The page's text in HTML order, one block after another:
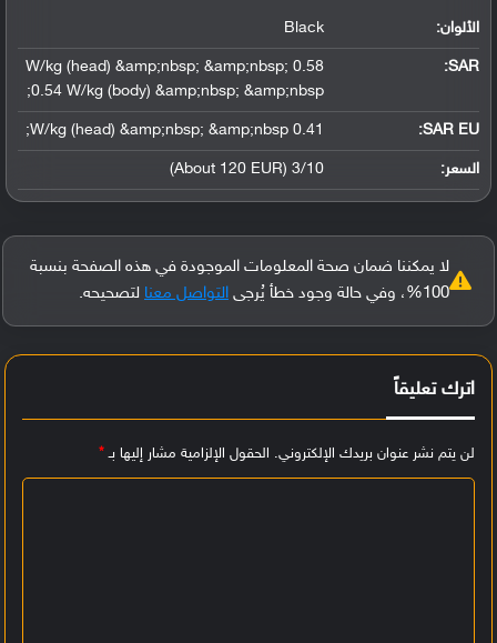
الألوان: Black
SAR
:
0.58 W/kg (head) &amp;nbsp; &amp;nbsp;
0.54 W/kg (body) &amp;nbsp; &amp;nbsp;
SAR EU:
0.41 W/kg (head) &amp;nbsp; &amp;nbsp;
السعر: 3/10 (About 120 EUR)
لا يمكننا ضمان صحة المعلومات الموجودة في هذه الصفحة بنسبة
100%، وفي حالة وجود خطأ يُرجى
التواصل معنا لتصحيحه.
اترك تعليقاً
لن يتم نشر عنوان بريدك الإلكتروني. الحقول الإلزامية مشار إليها بـ*